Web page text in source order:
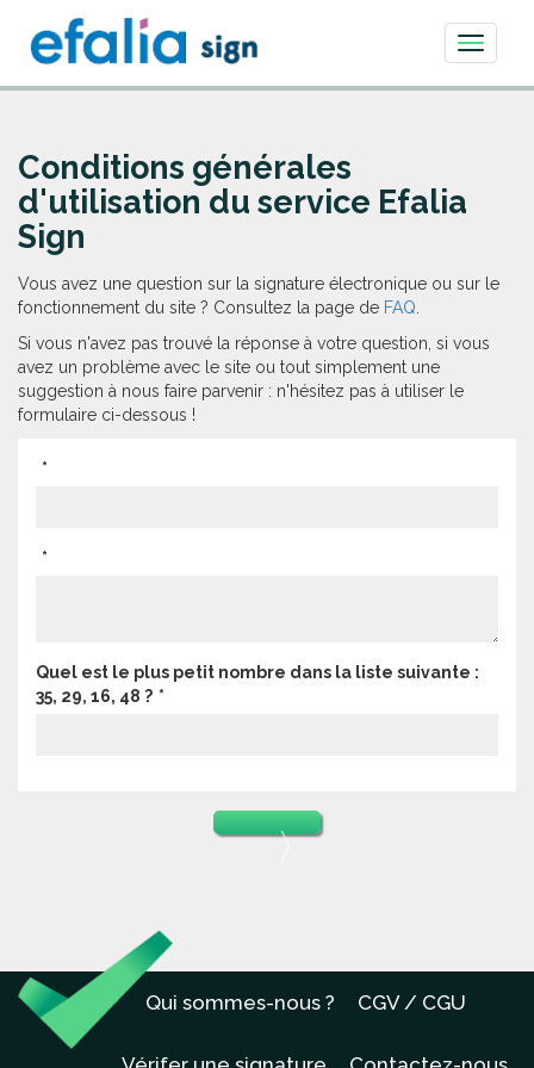
Toggle
Conditions générales
d'utilisation du service Efalia
Sign
Vous avez une question sur la signature électronique ou sur le
fonctionnement du site ? Consultez la page de FAQ
Si vous n'avez pas trouvé la réponse à votre question, si vous
avez un problème avec le site ou tout simplement une
suggestion à nous faire parvenir : n'hésitez pas à utiliser le
formulaire ci-dessous !
Quel est le plus petit nombre dans la liste suivante :
35, 29, 16, 48 ?
Qui sommes-nous ? CGV / CGU